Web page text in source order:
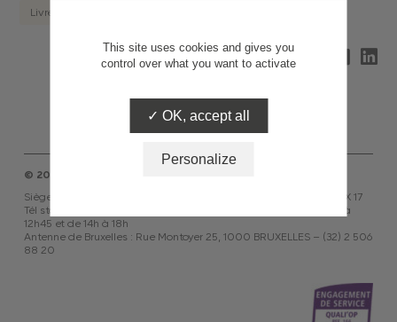
Livrets
Partagez
© 2026 ASF
Siège social : 24 avenue de la Grande Armée, 75854 PARIS CEDEX 17
Tél standard : 01 53 81 51 51 – Ouvert du lundi au vendredi de 9h à
12h45 et de 14h à 18h
Antenne de Bruxelles : Rue Montoyer 25, 1000 BRUXELLES – (32) 2 506
88 20
This site uses cookies and gives you
control over what you want to activate
OK, accept all
Personalize